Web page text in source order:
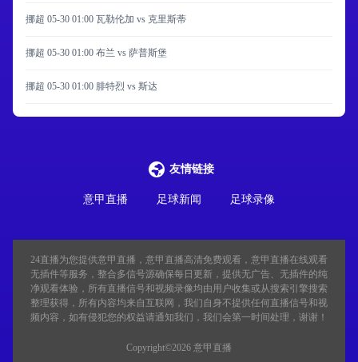
挪超 05-30 01:00 瓦勒伦加 vs 克里斯蒂
挪超 05-30 01:00 布兰 vs 萨普斯堡
挪超 05-30 01:00 腓特烈 vs 斯达
友情链接
意甲直播 足球新闻 足球录像
24直播为您提供意甲直播，意甲直播高清免费观看，意甲直播在线观看
无插件等服务，整合多信号源确保每日更新，提供无广告、无插件的纯
净观看体验，所有直播信号和视频录像均由用户收集或从搜索引擎搜索
整理获得，所有内容均来自互联网，我们自身不提供任何直播信号和视
频内容，如有侵犯您的权益请通知我们，我们会第一时间处理，谢谢！
Copyright©2026 意甲直播